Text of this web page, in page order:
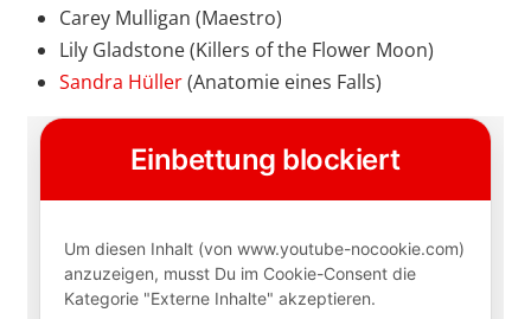
Carey Mulligan (Maestro)
Lily Gladstone (Killers of the Flower Moon)
Sandra Hüller(Anatomie eines Falls)